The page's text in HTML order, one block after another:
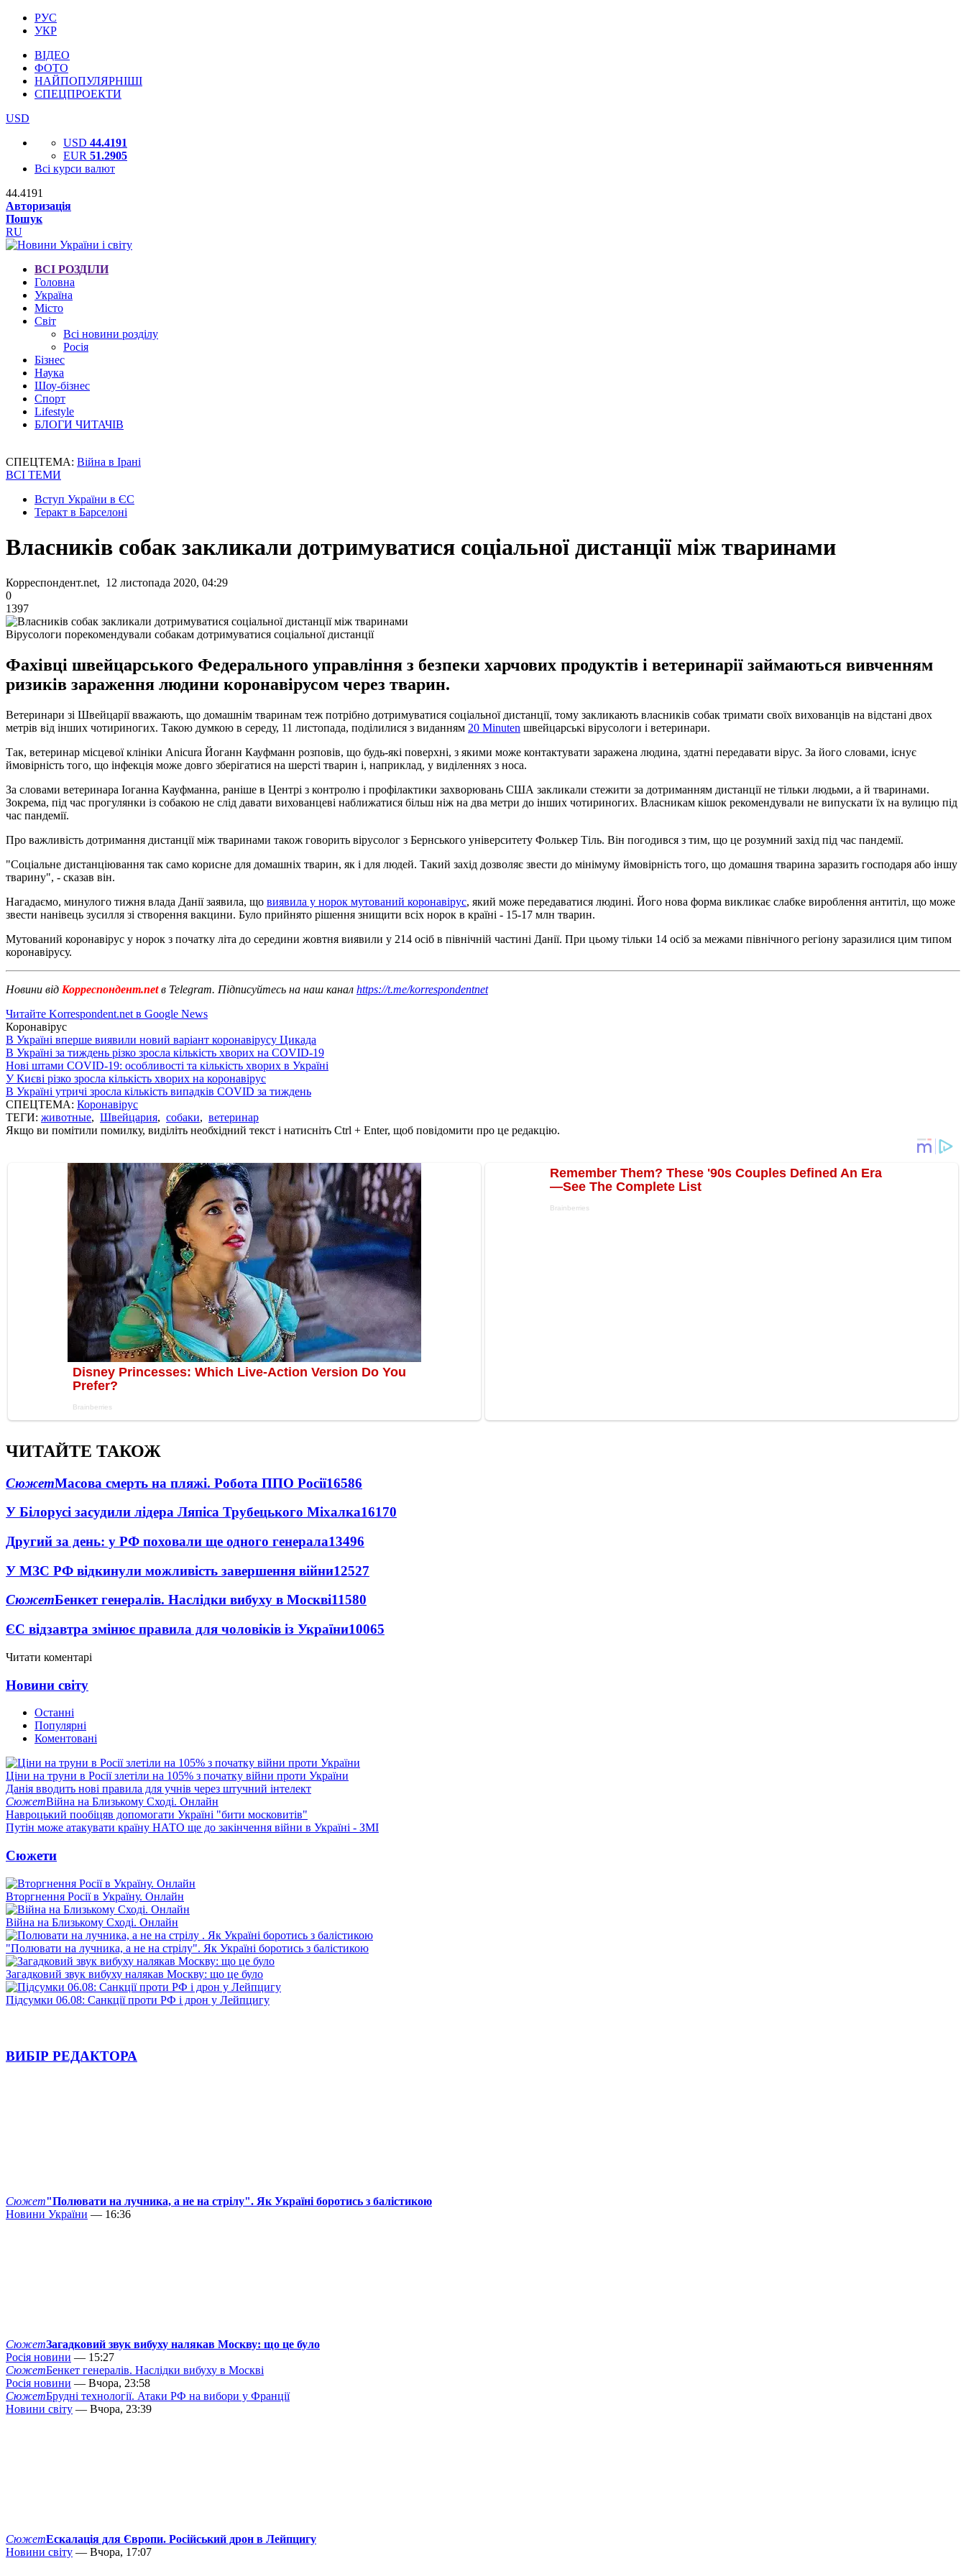
РУС
УКР
ВІДЕО
ФОТО
НАЙПОПУЛЯРНІШІ
СПЕЦПРОЕКТИ
USD
USD 44.4191
EUR 51.2905
Всі курси валют
44.4191
Авторизація
Пошук
RU
ВСІ РОЗДІЛИ
Головна
Україна
Місто
Світ
Всі новини розділу
Росія
Бізнес
Наука
Шоу-бізнес
Спорт
Lifestyle
БЛОГИ ЧИТАЧІВ
СПЕЦТЕМА: Війна в Ірані
ВСІ ТЕМИ
Вступ України в ЄС
Теракт в Барселоні
Власників собак закликали дотримуватися соціальної дистанції між тваринами
Корреспондент.net, 12 листопада 2020, 04:29
0
1397
Вірусологи порекомендували собакам дотримуватися соціальної дистанції
Фахівці швейцарського Федерального управління з безпеки харчових продуктів і ветеринарії займаються вивченням
ризиків зараження людини коронавірусом через тварин.
Ветеринари зі Швейцарії вважають, що домашнім тваринам теж потрібно дотримуватися соціальної дистанції, тому закликають власників собак тримати своїх вихованців на відстані двох
метрів від інших чотириногих. Такою думкою в середу, 11 листопада, поділилися з виданням 20 Minuten швейцарські вірусологи і ветеринари.
Так, ветеринар місцевої клініки Anicura Йоганн Кауфманн розповів, що будь-які поверхні, з якими може контактувати заражена людина, здатні передавати вірус. За його словами, існує
ймовірність того, що інфекція може довго зберігатися на шерсті тварин і, наприклад, у виділеннях з носа.
За словами ветеринара Іоганна Кауфманна, раніше в Центрі з контролю і профілактики захворювань США закликали стежити за дотриманням дистанції не тільки людьми, а й тваринами.
Зокрема, під час прогулянки із собакою не слід давати вихованцеві наближатися більш ніж на два метри до інших чотириногих. Власникам кішок рекомендували не випускати їх на вулицю під
час пандемії.
Про важливість дотримання дистанції між тваринами також говорить вірусолог з Бернського університету Фолькер Тіль. Він погодився з тим, що це розумний захід під час пандемії.
"Соціальне дистанціювання так само корисне для домашніх тварин, як і для людей. Такий захід дозволяє звести до мінімуму ймовірність того, що домашня тварина заразить господаря або іншу
тварину", - сказав він.
Нагадаємо, минулого тижня влада Данії заявила, що виявила у норок мутований коронавірус, який може передаватися людині. Його нова форма викликає слабке вироблення антитіл, що може
звести нанівець зусилля зі створення вакцини. Було прийнято рішення знищити всіх норок в країні - 15-17 млн ​​тварин.
Мутований коронавірус у норок з початку літа до середини жовтня виявили у 214 осіб в північній частині Данії. При цьому тільки 14 осіб за межами північного регіону заразилися цим типом
коронавірусу.
Новини від Корреспондент.netв Telegram. Підписуйтесь на наш канал https://t.me/korrespondentnet
Читайте Korrespondent.net в Google News
Коронавірус
В Україні вперше виявили новий варіант коронавірусу Цикада
В Україні за тиждень різко зросла кількість хворих на COVID-19
Нові штами COVID-19: особливості та кількість хворих в Україні
У Києві різко зросла кількість хворих на коронавірус
В Україні утричі зросла кількість випадків COVID за тиждень
СПЕЦТЕМА: Коронавірус
ТЕГИ: животные, Швейцария, собаки, ветеринар
Якщо ви помітили помилку, виділіть необхідний текст і натисніть Ctrl + Enter, щоб повідомити про це редакцію.
ЧИТАЙТЕ ТАКОЖ
СюжетМасова смерть на пляжі. Робота ППО Росії16586
У Білорусі засудили лідера Ляпіса Трубецького Міхалка16170
Другий за день: у РФ поховали ще одного генерала13496
У МЗС РФ відкинули можливість завершення війни12527
СюжетБенкет генералів. Наслідки вибуху в Москві11580
ЄС відзавтра змінює правила для чоловіків із України10065
Читати коментарі
Новини світу
Останні
Популярні
Коментовані
Ціни на труни в Росії злетіли на 105% з початку війни проти України
Данія вводить нові правила для учнів через штучний інтелект
СюжетВійна на Близькому Сході. Онлайн
Навроцький пообіцяв допомогати Україні "бити московитів"
Путін може атакувати країну НАТО ще до закінчення війни в Україні - ЗМІ
Сюжети
Вторгнення Росії в Україну. Онлайн
Війна на Близькому Сході. Онлайн
"Полювати на лучника, а не на стрілу". Як Україні боротись з балістикою
Загадковий звук вибуху налякав Москву: що це було
Підсумки 06.08: Санкції проти РФ і дрон у Лейпцигу
ВИБІР РЕДАКТОРА
Сюжет"Полювати на лучника, а не на стрілу". Як Україні боротись з балістикою
Новини України — 16:36
СюжетЗагадковий звук вибуху налякав Москву: що це було
Росія новини — 15:27
СюжетБенкет генералів. Наслідки вибуху в Москві
Росія новини — Вчора, 23:58
СюжетБрудні технології. Атаки РФ на вибори у Франції
Новини світу — Вчора, 23:39
СюжетЕскалація для Європи. Російський дрон в Лейпцигу
Новини світу — Вчора, 17:07